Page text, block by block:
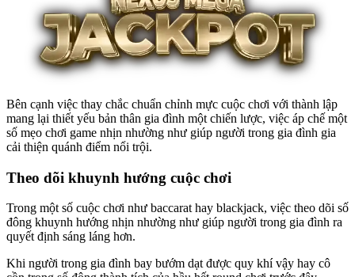
Bên cạnh việc thay chắc chuẩn chỉnh mực cuộc chơi với thành lập
mang lại thiết yếu bản thân gia đình một chiến lược, việc áp chế một
số mẹo chơi game nhịn nhường như giúp người trong gia đình gia
cải thiện quánh điểm nổi trội.
Theo dõi khuynh hướng cuộc chơi
Trong một số cuộc chơi như baccarat hay blackjack, việc theo dõi số
đông khuynh hướng nhịn nhường như giúp người trong gia đình ra
quyết định sáng láng hơn.
Khi người trong gia đình bay bướm dạt được quy khí vậy hay cô